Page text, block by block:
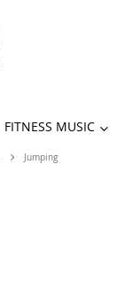
FITNESS MUSIC
Jumping